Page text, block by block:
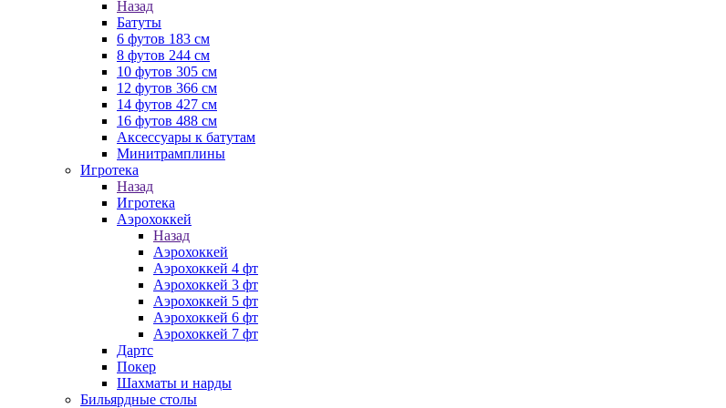
Назад
Батуты
6 футов 183 см
8 футов 244 см
10 футов 305 см
12 футов 366 см
14 футов 427 см
16 футов 488 см
Аксессуары к батутам
Минитрамплины
Игротека
Назад
Игротека
Аэрохоккей
Назад
Аэрохоккей
Аэрохоккей 4 фт
Аэрохоккей 3 фт
Аэрохоккей 5 фт
Аэрохоккей 6 фт
Аэрохоккей 7 фт
Дартс
Покер
Шахматы и нарды
Бильярдные столы